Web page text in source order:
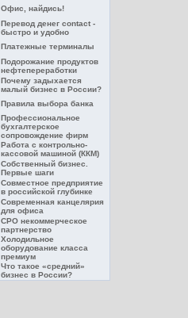
Офис, найдись!
Перевод денег contact -
быстро и удобно
Платежные терминалы
Подорожание продуктов
нефтепереработки
Почему задыхается
малый бизнес в России?
Правила выбора банка
Профессиональное
бухгалтерское
сопровождение фирм
Работа с контрольно-
кассовой машиной (ККМ)
Собственный бизнес.
Первые шаги
Совместное предприятие
в российской глубинке
Современная канцелярия
для офиса
СРО некоммерческое
партнерство
Холодильное
оборудование класса
премиум
Что такое «средний»
бизнес в России?